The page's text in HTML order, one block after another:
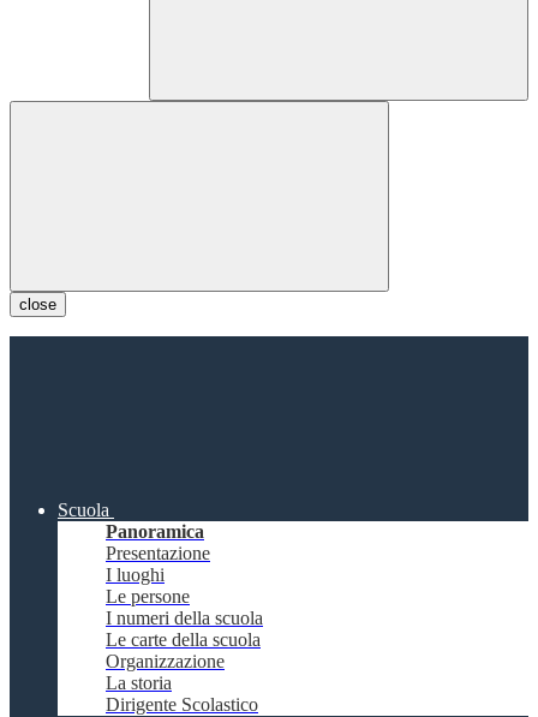
close
Scuola
Panoramica
Presentazione
I luoghi
Le persone
I numeri della scuola
Le carte della scuola
Organizzazione
La storia
Dirigente Scolastico